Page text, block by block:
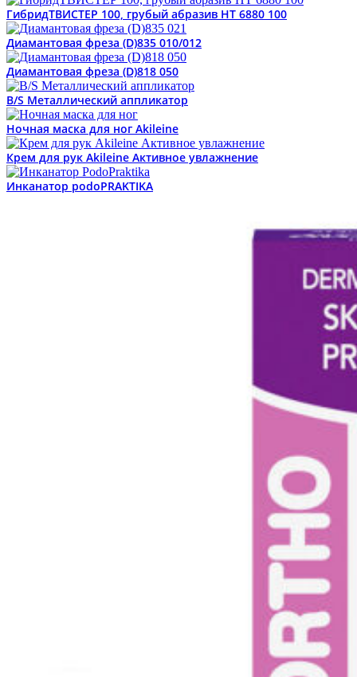
ГибридТВИСТЕР 100, грубый абразив HT 6880 100
Диамантовая фреза (D)835 010/012
Диамантовая фреза (D)818 050
B/S Металлический аппликатор
Ночная маска для ног Akileine
Крем для рук Akileine Активное увлажнение
Инканатор podoPRAKTIKA